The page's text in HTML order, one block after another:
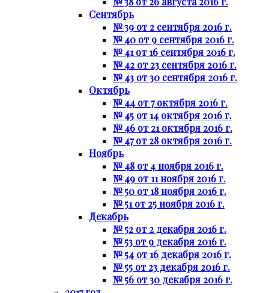
Сентябрь
№ 39 от 2 сентября 2016 г.
№ 40 от 9 сентября 2016 г.
№ 41 от 16 сентября 2016 г.
№ 42 от 23 сентября 2016 г.
№ 43 от 30 сентября 2016 г.
Октябрь
№ 44 от 7 октября 2016 г.
№ 45 от 14 октября 2016 г.
№ 46 от 21 октября 2016 г.
№ 47 от 28 октября 2016 г.
Ноябрь
№ 48 от 4 ноября 2016 г.
№ 49 от 11 ноября 2016 г.
№ 50 от 18 ноября 2016 г.
№ 51 от 25 ноября 2016 г.
Декабрь
№ 52 от 2 декабря 2016 г.
№ 53 от 9 декабря 2016 г.
№ 54 от 16 декабря 2016 г.
№ 55 от 23 декабря 2016 г.
№ 56 от 30 декабря 2016 г.